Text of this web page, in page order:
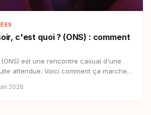
c'est quoi ? (ONS) : comment
est une rencontre casual d'une
attendue. Voici comment ça marche,
2026